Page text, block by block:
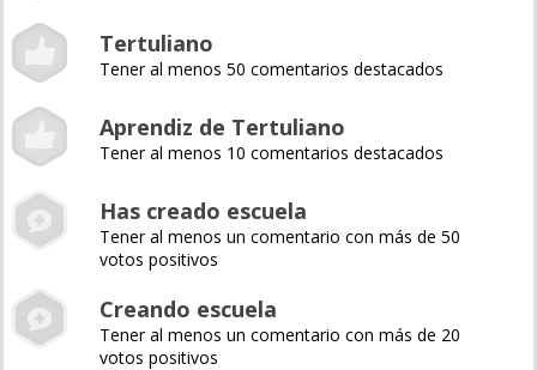
Tertuliano
Tener al menos 50 comentarios destacados
Aprendiz de Tertuliano
Tener al menos 10 comentarios destacados
Has creado escuela
Tener al menos un comentario con más de 50
votos positivos
Creando escuela
Tener al menos un comentario con más de 20
votos positivos